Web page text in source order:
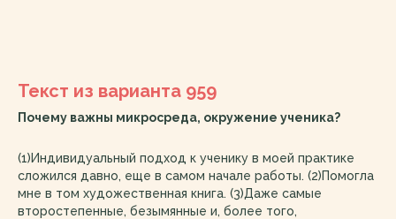
Текст из варианта 959
Почему важны микросреда, окружение ученика?
(1)Индивидуальный подход к ученику в моей практике
сложился давно, еще в самом начале работы. (2)Помогла
мне в том художественная книга. (3)Даже самые
второстепенные, безымянные и, более того,